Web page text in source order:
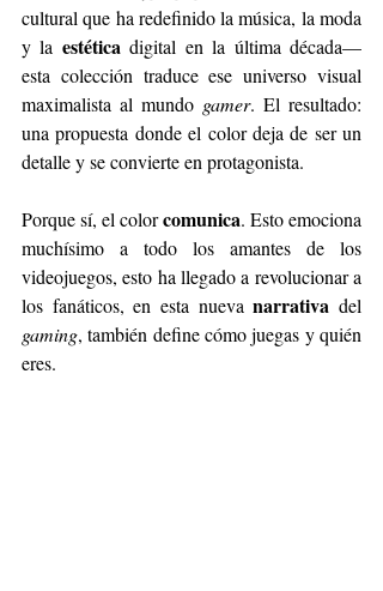
cultural que ha redefinido la música, la moda
y la estética digital en la última década—
esta colección traduce ese universo visual
maximalista al mundo gamer. El resultado:
una propuesta donde el color deja de ser un
detalle y se convierte en protagonista.
Porque sí, el color comunica. Esto emociona
muchísimo a todo los amantes de los
videojuegos, esto ha llegado a revolucionar a
los fanáticos, en esta nueva narrativa
gaming, también define cómo juegas y quién
eres.